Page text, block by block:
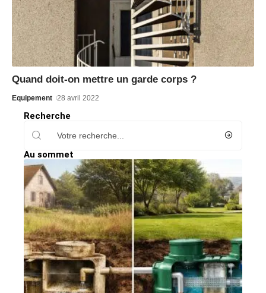
Quand doit-on mettre un garde corps ?
Equipement 28 avril 2022
Recherche
Au sommet